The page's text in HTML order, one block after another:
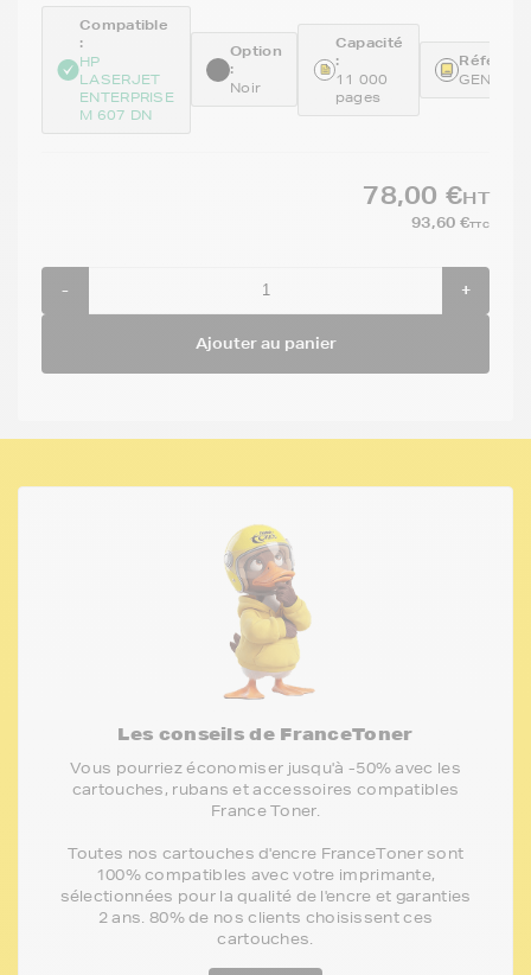
Compatible
:
HP
LASERJET
ENTERPRISE
M 607 DN
Option
:
Noir
Capacité
:
11 000
pages
78,00 €HT
93,60 €TTC
- +
Ajouter au panier
Les conseils de FranceToner
Vous pourriez économiser jusqu'à -50% avec les
cartouches, rubans et accessoires compatibles
France Toner.
Toutes nos cartouches d'encre FranceToner sont
100% compatibles avec votre imprimante,
sélectionnées pour la qualité de l'encre et garanties
2 ans. 80% de nos clients choisissent ces
cartouches.